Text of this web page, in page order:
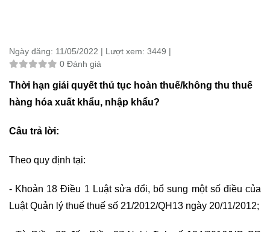
Ngày đăng: 11/05/2022 | Lượt xem: 3449 |
0 Đánh giá
Thời hạn giải quyết thủ tục hoàn thuế/không thu thuế
hàng hóa xuất khẩu, nhập khẩu?
Câu trả lời:
Theo quy định tại:
- Khoản 18 Điều 1 Luật sửa đổi, bổ sung một số điều của
Luật Quản lý thuế thuế số 21/2012/QH13 ngày 20/11/2012;